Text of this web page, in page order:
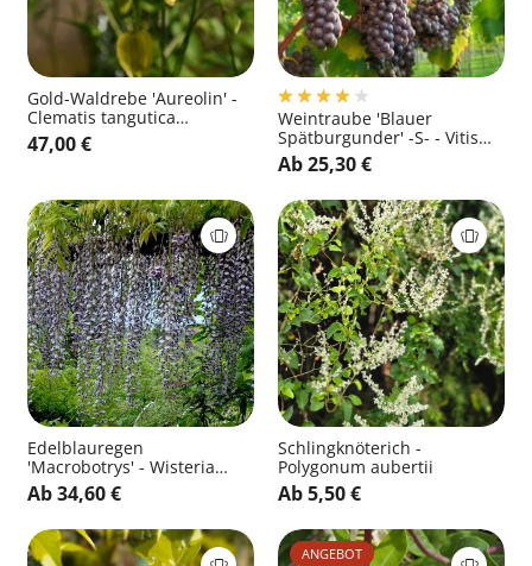
Gold-Waldrebe 'Aureolin' -
Clematis tangutica
'Aureolin'
47,00 €
Weintraube 'Blauer
Spätburgunder' -S- - Vitis
'Blauer Spätburgunder' -S-
Ab 25,30 €
Edelblauregen
'Macrobotrys' - Wisteria
floribunda 'Macrobotrys'
Ab 34,60 €
Schlingknöterich -
Polygonum aubertii
Ab 5,50 €
ANGEBOT